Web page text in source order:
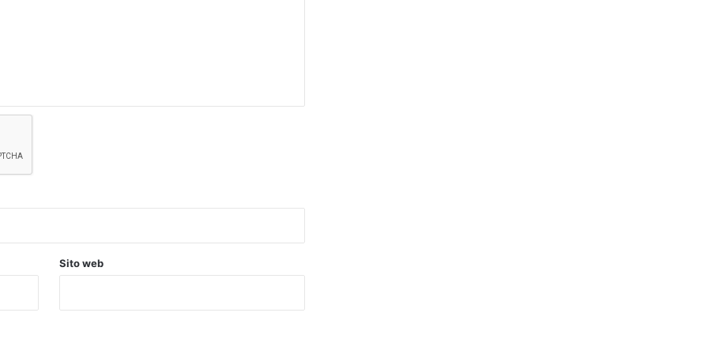
Sito web